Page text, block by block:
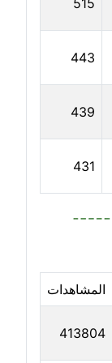
515
443
439
431
المشاهدات
413804